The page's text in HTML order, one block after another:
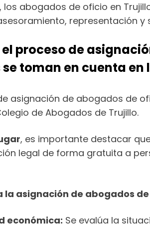
los abogados de oficio en
representación y
el proceso de
toman en cuenta en
asignación de abogados de
de Abogados de Trujillo.
, es importante destacar
legal de forma gratuita a
la asignación de abogados
económica: Se evalúa la